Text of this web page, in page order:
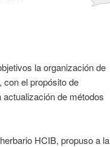
la organización de
con el propósito de
de métodos
HCIB, propuso a la